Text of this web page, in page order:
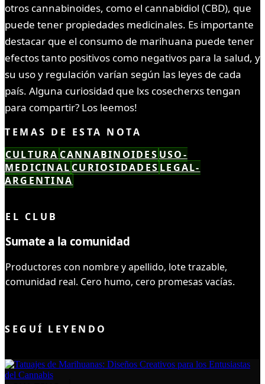
otros cannabinoides, como el cannabidiol (CBD), que
puede tener propiedades medicinales. Es importante
destacar que el consumo de marihuana puede tener
efectos tanto positivos como negativos para la salud, y
su uso y regulación varían según las leyes de cada
país. Alguna curiosidad que lxs cosecherxs tengan
para compartir? Los leemos!
TEMAS DE ESTA NOTA
CULTURA CANNABINOIDES USO-
MEDICINAL CURIOSIDADES LEGAL-
ARGENTINA
EL CLUB
Sumate a la comunidad
Productores con nombre y apellido, lote trazable,
comunidad real. Cero humo, cero promesas vacías.
SEGUÍ LEYENDO